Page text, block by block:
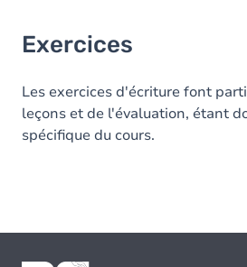
Exercices
Les exercices d'écriture font
leçons et de l'évaluation, étant
spécifique du cours.